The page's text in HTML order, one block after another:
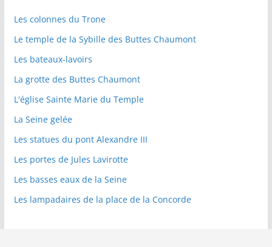
Les colonnes du Trone
Le temple de la Sybille des Buttes Chaumont
Les bateaux-lavoirs
La grotte des Buttes Chaumont
L'église Sainte Marie du Temple
La Seine gelée
Les statues du pont Alexandre III
Les portes de Jules Lavirotte
Les basses eaux de la Seine
Les lampadaires de la place de la Concorde